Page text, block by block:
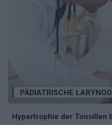
PÄDIATRISCHE
Hypertrophie der Tonsillen